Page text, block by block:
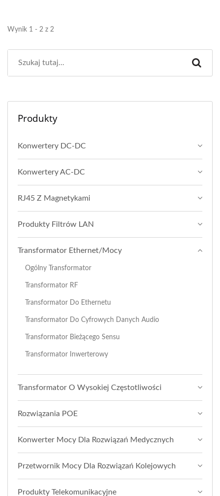
Wynik 1 - 2 z 2
Produkty
Konwertery DC-DC
Konwertery AC-DC
RJ45 Z Magnetykami
Produkty Filtrów LAN
Transformator Ethernet/Mocy
Ogólny Transformator
Transformator RF
Transformator Do Ethernetu
Transformator Do Cyfrowych Danych Audio
Transformator Bieżącego Sensu
Transformator Inwerterowy
Transformator O Wysokiej Częstotliwości
Rozwiązania POE
Konwerter Mocy Dla Rozwiązań Medycznych
Przetwornik Mocy Dla Rozwiązań Kolejowych
Produkty Telekomunikacyjne